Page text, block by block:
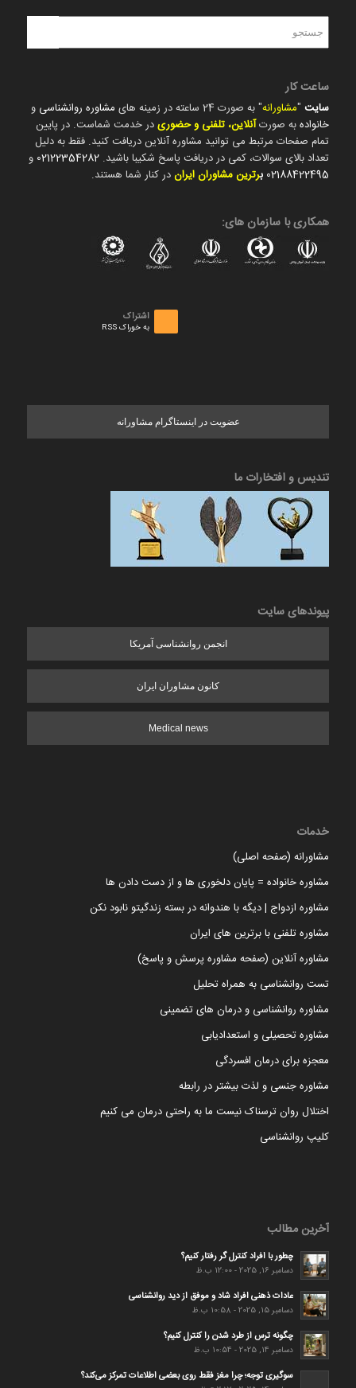
ساعت کار
سایت"مشاورانه" به صورت 24 ساعته در زمینه های مشاوره روانشناسی و
خانوادهبه صورتآنلاین، تلفنی و حضوریدر خدمت شماست. در پایین
تمام صفحات مرتبط می توانید مشاوره آنلاین دریافت کنید. فقط به دلیل
تعداد بالای سوالات، کمی در دریافت پاسخ شکیبا باشید. 02122354282 و
02188422495 برترین مشاوران ایراندر کنار شما هستند.
همکاری با سازمان های:
اشتراک
به خوراک RSS
عضویت در اینستاگرام مشاورانه
تندیس و افتخارات ما
پیوندهای سایت
انجمن روانشناسی آمریکا
کانون مشاوران ایران
Medical news
خدمات
مشاورانه (صفحه اصلی)
مشاوره خانواده = پایان دلخوری ها و از دست دادن ها
مشاوره ازدواج | دیگه با هندوانه در بسته زندگیتو نابود نکن
مشاوره تلفنی با برترین های ایران
مشاوره آنلاین (صفحه مشاوره پرسش و پاسخ)
تست روانشناسی به همراه تحلیل
مشاوره روانشناسی و درمان های تضمینی
مشاوره تحصیلی و استعدادیابی
معجزه برای درمان افسردگی
مشاوره جنسی و لذت بیشتر در رابطه
اختلال روان ترسناک نیست ما به راحتی درمان می کنیم
کلیپ روانشناسی
آخرین مطالب
چطور با افراد کنترل گر رفتار کنیم؟
دسامبر 16, 2025 - 12:00 ب.ظ
عادات ذهنی افراد شاد و موفق از دید روانشناسی
دسامبر 15, 2025 - 10:58 ب.ظ
چگونه ترس از طرد شدن را کنترل کنیم؟
دسامبر 14, 2025 - 10:54 ب.ظ
سوگیری توجه؛ چرا مغز فقط روی بعضی اطلاعات تمرکز می‌کند؟